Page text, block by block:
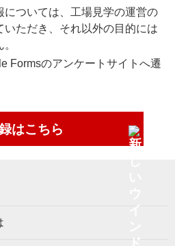
については、工場見学の運営の
いただき、それ以外の目的には
Formsのアンケートサイトへ遷
はこちら